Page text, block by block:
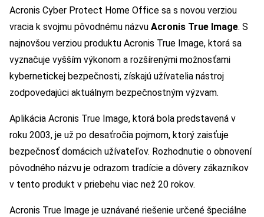
Acronis Cyber Protect Home Office sa s novou verziou
vracia k svojmu pôvodnému názvu Acronis True Image. S
najnovšou verziou produktu Acronis True Image, ktorá sa
vyznačuje vyšším výkonom a rozšírenými možnosťami
kybernetickej bezpečnosti, získajú užívatelia nástroj
zodpovedajúci aktuálnym bezpečnostným výzvam.
Aplikácia Acronis True Image, ktorá bola predstavená v
roku 2003, je už po desaťročia pojmom, ktorý zaisťuje
bezpečnosť domácich užívateľov. Rozhodnutie o obnovení
pôvodného názvu je odrazom tradície a dôvery zákazníkov
v tento produkt v priebehu viac než 20 rokov.
Acronis True Image je uznávané riešenie určené špeciálne